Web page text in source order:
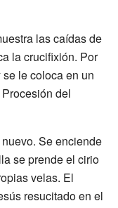
las caídas de
la crucifixión. Por
le coloca en un
del
Se enciende
se prende el cirio
velas. El
resucitado en el